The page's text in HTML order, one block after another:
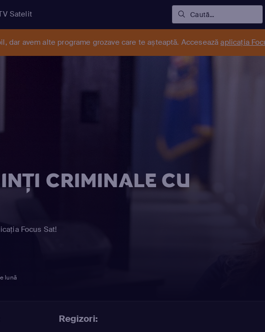
Satelit Caută...
dar avem alte programe grozave care te așteaptă. Acceseazăaplicația
CRIMINALE CU
Focus Sat!
lună
Regizori: